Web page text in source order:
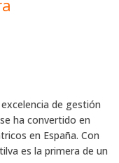
de gestión
ha convertido en
en España. Con
es la primera de un